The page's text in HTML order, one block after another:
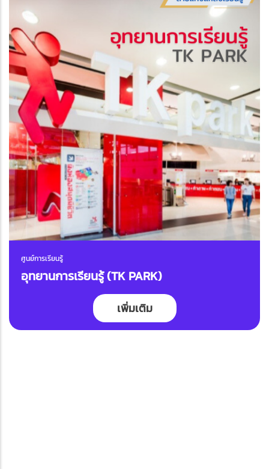
ศูนย์การเรียนรู้
อุทยานการเรียนรู้ (TK PARK)
เพิ่มเติม